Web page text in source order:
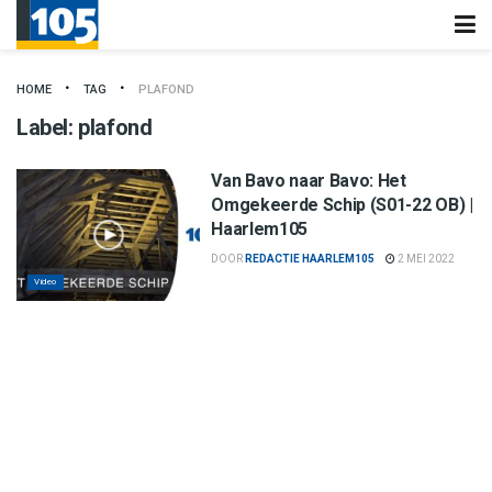
HOME TAG PLAFOND
Label: plafond
Video
Van Bavo naar Bavo: Het
Omgekeerde Schip (S01-22 OB) |
Haarlem105
DOOR REDACTIE HAARLEM105 2 MEI 2022